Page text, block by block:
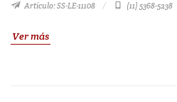
Artículo: SS-LE-11108 (11) 5368-5238
Ver más